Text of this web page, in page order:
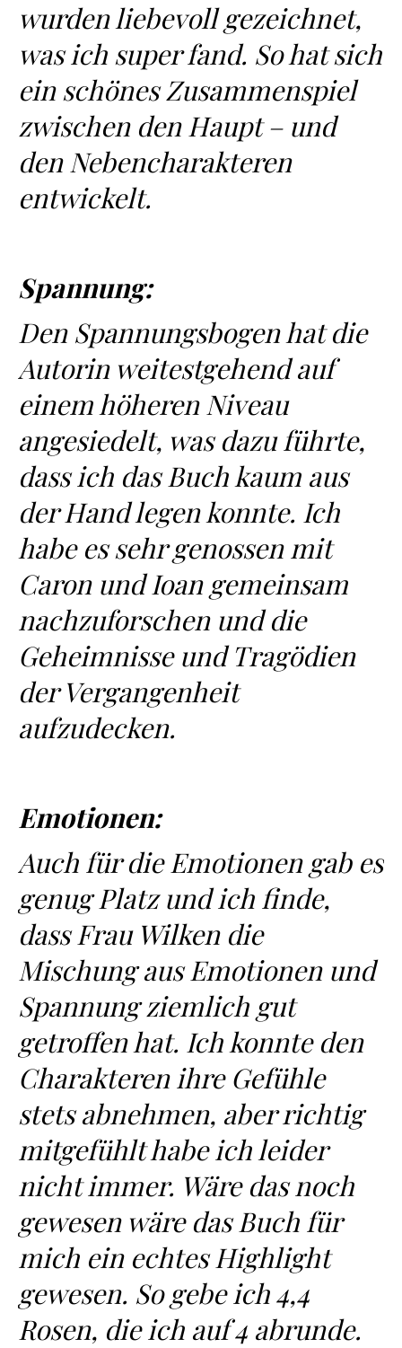
wurden liebevoll gezeichnet,
was ich super fand. So hat sich
ein schönes Zusammenspiel
zwischen den Haupt – und
den Nebencharakteren
entwickelt.
Spannung:
Den Spannungsbogen hat die
Autorin weitestgehend auf
einem höheren Niveau
angesiedelt, was dazu führte,
dass ich das Buch kaum aus
der Hand legen konnte. Ich
habe es sehr genossen mit
Caron und Ioan gemeinsam
nachzuforschen und die
Geheimnisse und Tragödien
der Vergangenheit
aufzudecken.
Emotionen:
Auch für die Emotionen gab es
genug Platz und ich finde,
dass Frau Wilken die
Mischung aus Emotionen und
Spannung ziemlich gut
getroffen hat. Ich konnte den
Charakteren ihre Gefühle
stets abnehmen, aber richtig
mitgefühlt habe ich leider
nicht immer. Wäre das noch
gewesen wäre das Buch für
mich ein echtes Highlight
gewesen. So gebe ich 4,4
Rosen, die ich auf 4 abrunde.